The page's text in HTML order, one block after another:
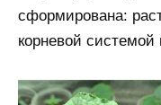
сформирована:
корневой